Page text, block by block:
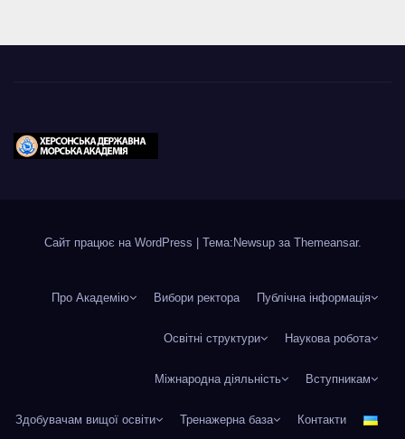
Сайт працює на WordPress | Тема:Newsup за Themeansar.
Про Академію Вибори ректора Публічна інформація
Освітні структури Наукова робота
Міжнародна діяльність Вступникам
Здобувачам вищої освіти Тренажерна база Контакти